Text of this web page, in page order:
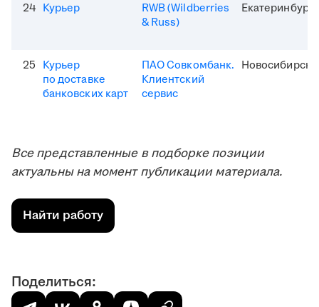
24 Курьер
RWB (Wildberries
& Russ)
Екатеринбург
25 Курьер
по доставке
банковских карт
ПАО Совкомбанк.
Клиентский
сервис
Новосибирск
Все представленные в подборке позиции
актуальны на момент публикации материала.
Найти работу
Поделиться: